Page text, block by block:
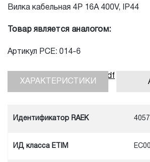
Вилка кабельная 4P 16А 400V, IP44
Товар является аналогом:
Артикул PCE: 014-6
Скачать инструкцию, pdf
ХАРАКТЕРИСТИКИ
Идентификатор RAEK
ИД класса ETIM